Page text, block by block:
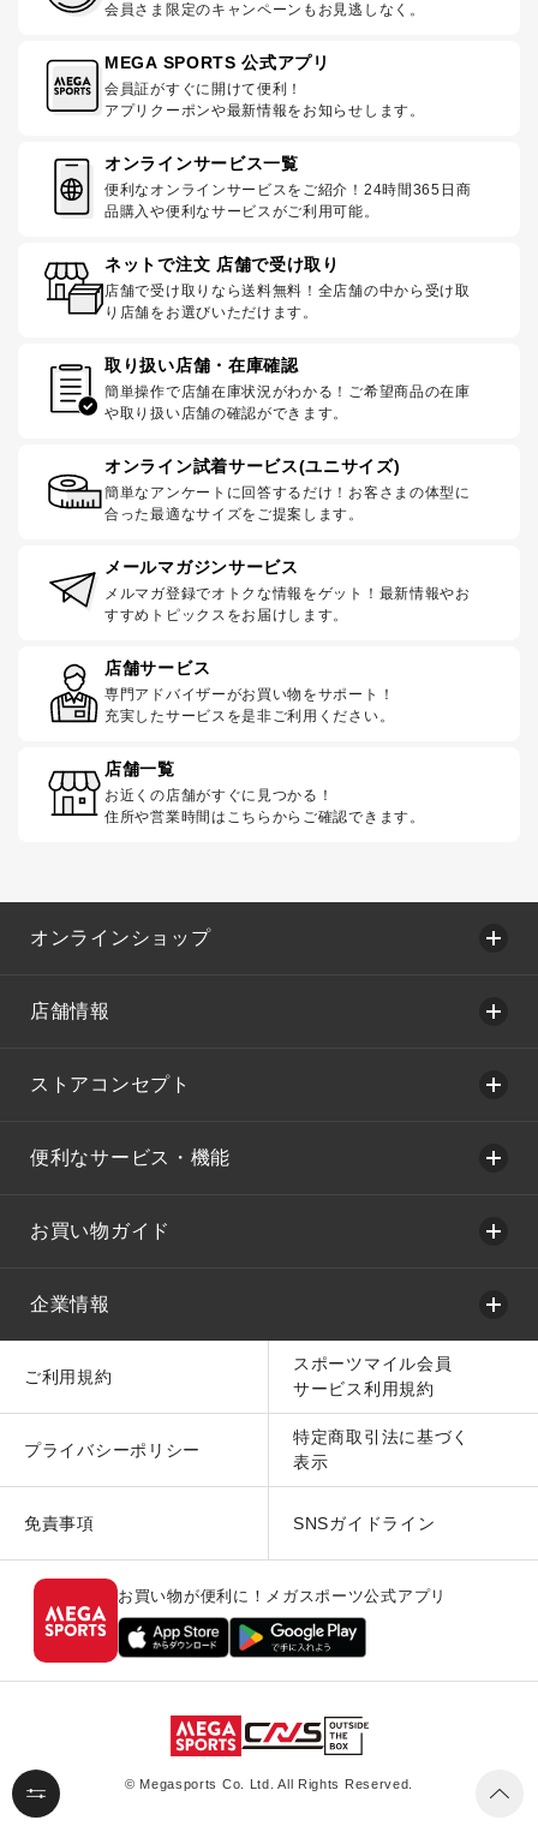
会員さま限定のキャンペーンもお見逃しなく。
MEGA SPORTS 公式アプリ
会員証がすぐに開けて便利！
アプリクーポンや最新情報をお知らせします。
オンラインサービス一覧
便利なオンラインサービスをご紹介！24時間365日商
品購入や便利なサービスがご利用可能。
ネットで注文 店舗で受け取り
店舗で受け取りなら送料無料！全店舗の中から受け取
り店舗をお選びいただけます。
取り扱い店舗・在庫確認
簡単操作で店舗在庫状況がわかる！ご希望商品の在庫
や取り扱い店舗の確認ができます。
オンライン試着サービス(ユニサイズ)
簡単なアンケートに回答するだけ！お客さまの体型に
合った最適なサイズをご提案します。
メールマガジンサービス
メルマガ登録でオトクな情報をゲット！最新情報やお
すすめトピックスをお届けします。
店舗サービス
専門アドバイザーがお買い物をサポート！
充実したサービスを是非ご利用ください。
店舗一覧
お近くの店舗がすぐに見つかる！
住所や営業時間はこちらからご確認できます。
オンラインショップ
店舗情報
ストアコンセプト
便利なサービス・機能
お買い物ガイド
企業情報
ご利用規約
スポーツマイル会員
サービス利用規約
プライバシーポリシー
特定商取引法に基づく
表示
免責事項 SNSガイドライン
お買い物が便利に！メガスポーツ公式アプリ
© Megasports Co. Ltd. All Rights Reserved.